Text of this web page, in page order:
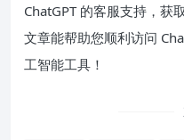
ChatGPT 的客服支持，获
文章能帮助您顺利访问
工智能工具！